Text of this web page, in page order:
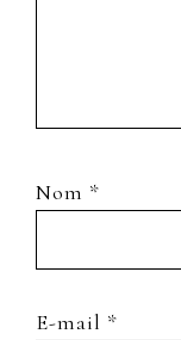
Nom *
E-mail *